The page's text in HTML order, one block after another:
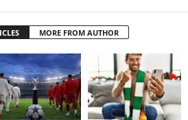
MORE FROM AUTHOR